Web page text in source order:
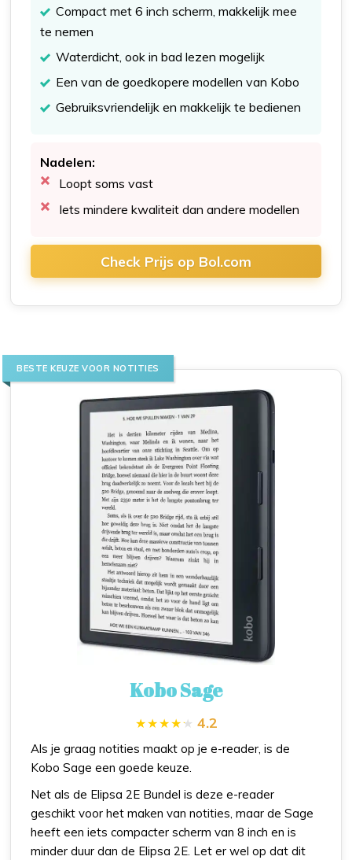
Compact met 6 inch scherm, makkelijk mee
te nemen
Waterdicht, ook in bad lezen mogelijk
Een van de goedkopere modellen van Kobo
Gebruiksvriendelijk en makkelijk te bedienen
Nadelen:
Loopt soms vast
Iets mindere kwaliteit dan andere modellen
Check Prijs op Bol.com
BESTE KEUZE VOOR NOTITIES
Kobo Sage
4.2
Als je graag notities maakt op je e-reader, is de
Kobo Sage een goede keuze.
Net als de Elipsa 2E Bundel is deze e-reader
geschikt voor het maken van notities, maar de Sage
heeft een iets compacter scherm van 8 inch en is
minder duur dan de Elipsa 2E. Let er wel op dat dit